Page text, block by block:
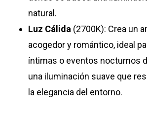
natural.
Luz Cálida(2700K): Crea un
acogedor y romántico, ideal
íntimas o eventos nocturnos
una iluminación suave que
la elegancia del entorno.